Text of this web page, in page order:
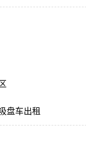
盘车出租